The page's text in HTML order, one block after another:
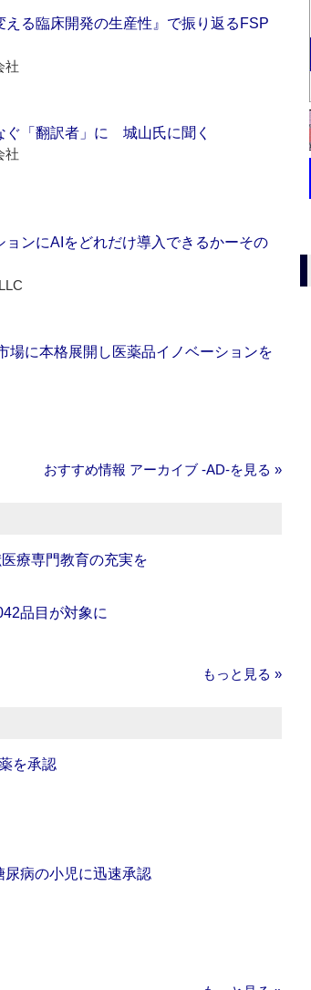
える臨床開発の生産性』で振り返るFSP
社
ぐ「翻訳者」に 城山氏に聞く
社
ンにAIをどれだけ導入できるかーその
場に本格展開し医薬品イノベーションを
おすすめ情報 アーカイブ ‐AD‐を見る »
療専門教育の充実を
品目が対象に
もっと見る »
を承認
病の小児に迅速承認